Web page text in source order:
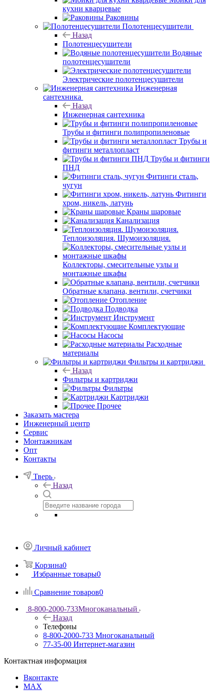
кухни кварцевые
Раковины
Полотенцесушители
Назад
Полотенцесушители
Водяные
полотенцесушители
Электрические полотенцесушители
Инженерная
сантехника
Назад
Инженерная сантехника
Трубы и фитинги полипропиленовые
Трубы и
фитинги металлопласт
Трубы и фитинги
ПНД
Фитинги сталь,
чугун
Фитинги
хром, никель, латунь
Краны шаровые
Канализация
Теплоизоляция. Шумоизоляция.
Коллекторы, смесительные узлы и
монтажные шкафы
Обратные клапана, вентили, счетчики
Отопление
Подводка
Инструмент
Комплектующие
Насосы
Расходные
материалы
Фильтры и картриджи
Назад
Фильтры и картриджи
Фильтры
Картриджи
Прочее
Заказать мастера
Инженерный центр
Сервис
Монтажникам
Опт
Контакты
Тверь
Назад
Личный кабинет
Корзина0
Избранные товары0
Сравнение товаров0
8-800-2000-733Многоканальный
Назад
Телефоны
8-800-2000-733 Многоканальный
77-35-00 Интернет-магазин
Контактная информация
Вконтакте
MAX